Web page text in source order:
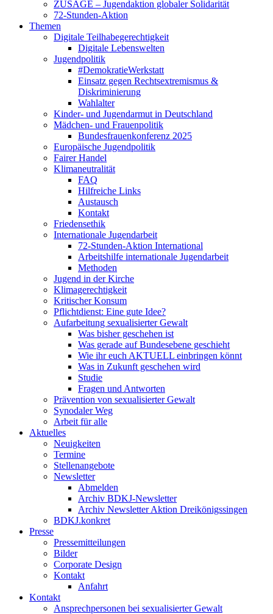
ZUSAGE – Jugendaktion globaler Solidarität
72-Stunden-Aktion
Themen
Digitale Teilhabegerechtigkeit
Digitale Lebenswelten
Jugendpolitik
#DemokratieWerkstatt
Einsatz gegen Rechtsextremismus &
Diskriminierung
Wahlalter
Kinder- und Jugendarmut in Deutschland
Mädchen- und Frauenpolitik
Bundesfrauenkonferenz 2025
Europäische Jugendpolitik
Fairer Handel
Klimaneutralität
FAQ
Hilfreiche Links
Austausch
Kontakt
Friedensethik
Internationale Jugendarbeit
72-Stunden-Aktion International
Arbeitshilfe internationale Jugendarbeit
Methoden
Jugend in der Kirche
Klimagerechtigkeit
Kritischer Konsum
Pflichtdienst: Eine gute Idee?
Aufarbeitung sexualisierter Gewalt
Was bisher geschehen ist
Was gerade auf Bundesebene geschieht
Wie ihr euch AKTUELL einbringen könnt
Was in Zukunft geschehen wird
Studie
Fragen und Antworten
Prävention von sexualisierter Gewalt
Synodaler Weg
Arbeit für alle
Aktuelles
Neuigkeiten
Termine
Stellenangebote
Newsletter
Abmelden
Archiv BDKJ-Newsletter
Archiv Newsletter Aktion Dreikönigssingen
BDKJ.konkret
Presse
Pressemitteilungen
Bilder
Corporate Design
Kontakt
Anfahrt
Kontakt
Ansprechpersonen bei sexualisierter Gewalt